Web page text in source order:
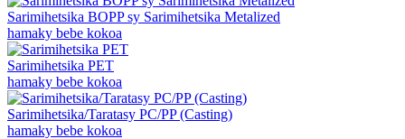
Sarimihetsika BOPP sy Sarimihetsika Metalized
hamaky bebe kokoa
Sarimihetsika PET
hamaky bebe kokoa
Sarimihetsika/Taratasy PC/PP (Casting)
hamaky bebe kokoa